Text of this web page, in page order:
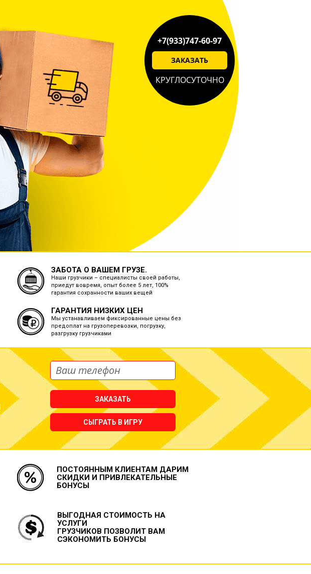
+7(933)747-60-97
ЗАКАЗАТЬ
КРУГЛОСУТОЧНО
ЗАБОТА О ВАШЕМ ГРУЗЕ.
Наши грузчики – специалисты своей работы,
приедут вовремя, опыт более 5 лет, 100%
гарантия сохранности ваших вещей
ГАРАНТИЯ НИЗКИХ ЦЕН
Мы устанавливаем фиксированные цены без
предоплат на грузоперевозки, погрузку,
разгрузку грузчиками
ЗАКАЗАТЬ
СЫГРАТЬ В ИГРУ
ПОСТОЯННЫМ КЛИЕНТАМ ДАРИМ
СКИДКИ И ПРИВЛЕКАТЕЛЬНЫЕ
БОНУСЫ
ВЫГОДНАЯ СТОИМОСТЬ НА
УСЛУГИ
ГРУЗЧИКОВ ПОЗВОЛИТ ВАМ
СЭКОНОМИТЬ БОНУСЫ